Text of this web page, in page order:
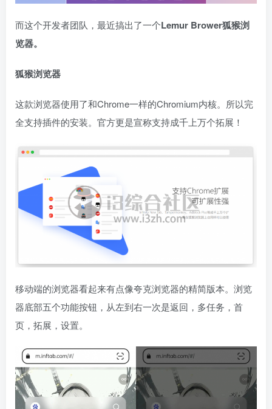
而这个开发者团队，最近搞出了一个Lemur Brower狐猴浏
览器。
狐猴浏览器
这款浏览器使用了和Chrome一样的Chromium内核。所以完
全支持插件的安装。官方更是宣称支持成千上万个拓展！
移动端的浏览器看起来有点像夸克浏览器的精简版本。浏览
器底部五个功能按钮，从左到右一次是返回，多任务，首
页，拓展，设置。